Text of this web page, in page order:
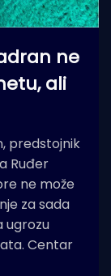
ne
ali
predstojnik
Ruđer
ne može
za sada
ugrozu
Centar